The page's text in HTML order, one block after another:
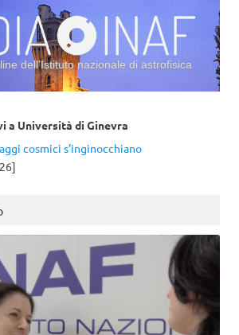
dell’Istituto nazionale di astrofisica
a Università di Ginevra
cosmici s’inginocchiano